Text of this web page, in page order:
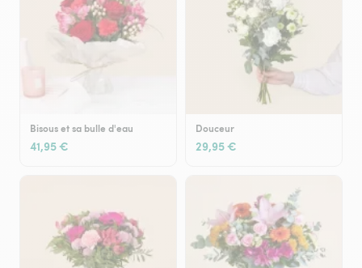
Bisous et sa bulle d'eau
41,95 €
Douceur
29,95 €